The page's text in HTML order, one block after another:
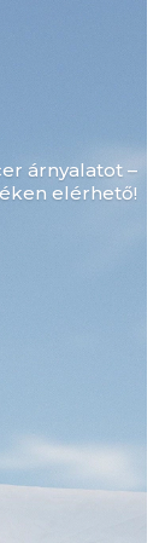
árnyalatot –
elérhető!